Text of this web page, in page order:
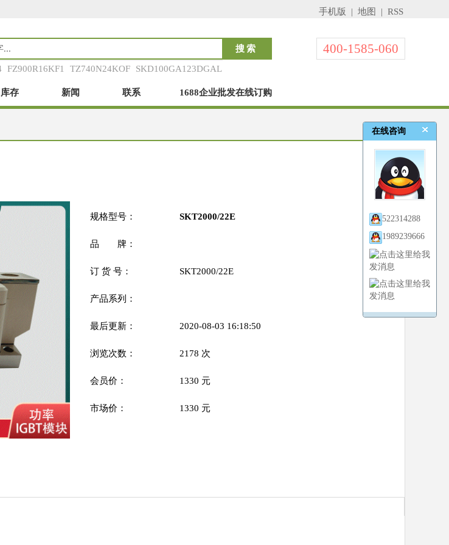
手机版 | 地图 | RSS
FZ900R16KF1 TZ740N24KOF
SKD100GA123DGAL
SKM75GAR124D SKM111AR
400-1585-060
库存 新闻 联系 1688企业批发在线订购
规格型号： SKT2000/22E
品 牌：
订 货 号： SKT2000/22E
产品系列：
最后更新： 2020-08-03 16:18:50
浏览次数： 2178 次
会员价： 1330 元
市场价： 1330 元
在线咨询
522314288
1989239666